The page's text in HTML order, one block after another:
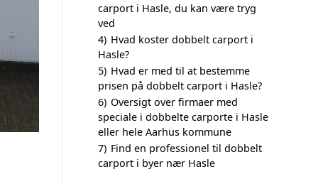
carport i Hasle, du kan være tryg
ved
4) Hvad koster dobbelt carport i
Hasle?
5) Hvad er med til at bestemme
prisen på dobbelt carport i Hasle?
6) Oversigt over firmaer med
speciale i dobbelte carporte i Hasle
eller hele Aarhus kommune
7) Find en professionel til dobbelt
carport i byer nær Hasle